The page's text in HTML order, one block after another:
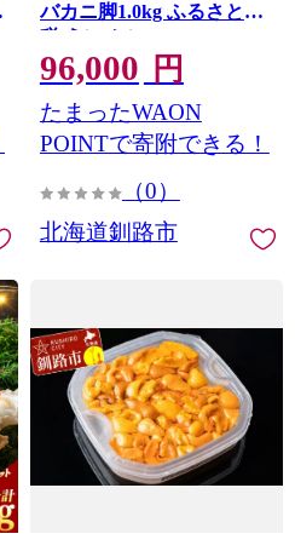
バカニ脚1.0kg ふるさと納
96,000 円
たまったWAON
POINTで寄附できる！
（0）
北海道釧路市